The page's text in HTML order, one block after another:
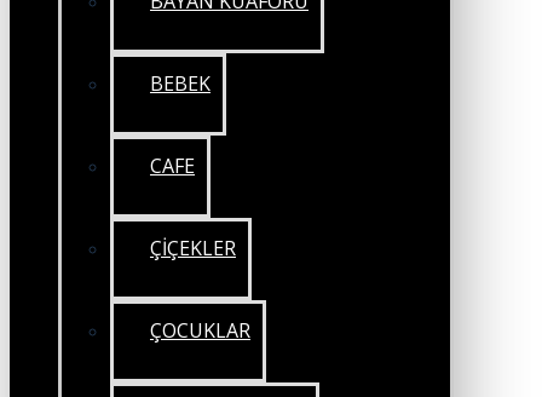
BEBEK
CAFE
ÇİÇEKLER
ÇOCUKLAR